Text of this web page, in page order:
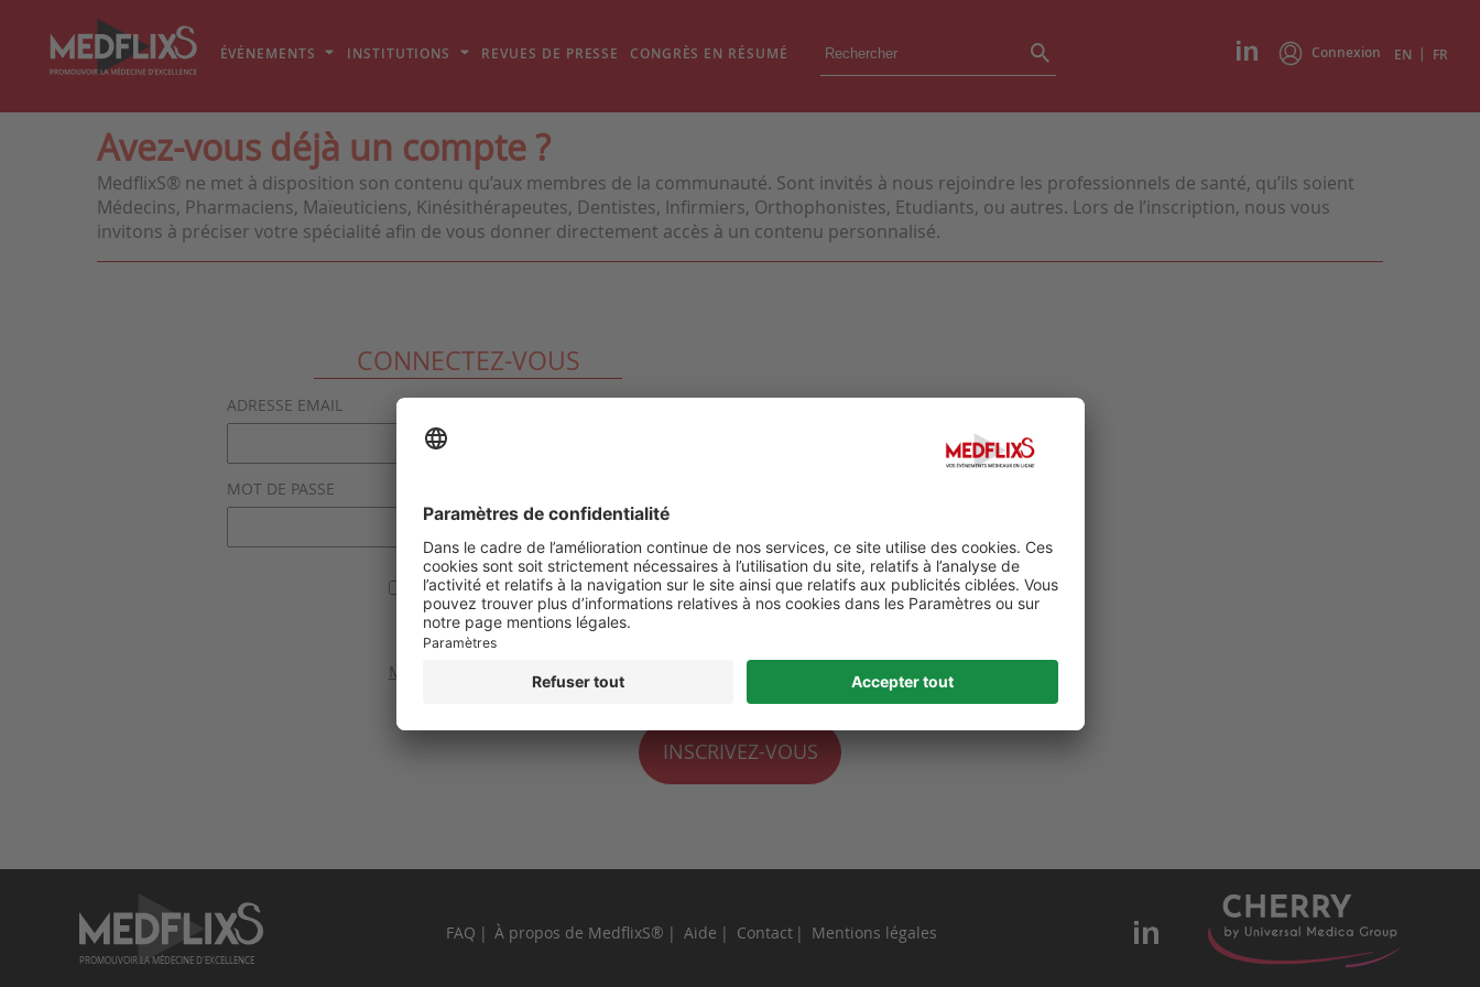
Connexion EN | FR
ÉVÉNEMENTS INSTITUTIONS REVUES DE PRESSE CONGRÈS EN RÉSUMÉ
Avez-vous déjà un compte ?
MedflixS® ne met à disposition son contenu qu’aux membres de la communauté. Sont invités à nous rejoindre les professionnels de santé, qu’ils soient
Médecins, Pharmaciens, Maïeuticiens, Kinésithérapeutes, Dentistes, Infirmiers, Orthophonistes, Etudiants, ou autres. Lors de l’inscription, nous vous
invitons à préciser votre spécialité afin de vous donner directement accès à un contenu personnalisé.
CONNECTEZ-VOUS
ADRESSE EMAIL
MOT DE PASSE
Se souvenir de moi
Valider
Mot de passe perdu ?
INSCRIVEZ-VOUS
PROMOUVOIR LA MÉDECINE D'EXCELLENCE
FAQ À propos de MedflixS® Aide Contact Mentions légales